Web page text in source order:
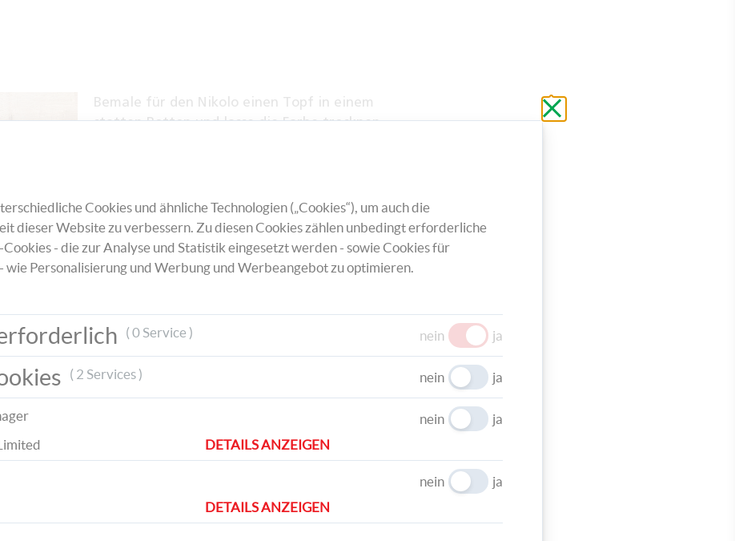
Bemale für den Nikolo einen Topf in einem
statten Rotton und lasse die Farbe trocknen.
wie
und
Klebe das Gesicht mitsamt Wackelaugen und
Pomponnase zusammen, klebe den Gürtel auf den
Schließen
ohne
zu
Cookies und ähnliche Technologien („Cookies“), um auch die
dieser Website zu verbessern. Zu diesen Cookies zählen unbedingt erforderliche
Cookies - die zur Analyse und Statistik eingesetzt werden - sowie Cookies für
wie Personalisierung und Werbung und Werbeangebot zu optimieren.
( 0 Service ) nein ja
( 2 Services ) nein ja
nein
ja
DETAILS ANZEIGEN
nein
ja
DETAILS ANZEIGEN